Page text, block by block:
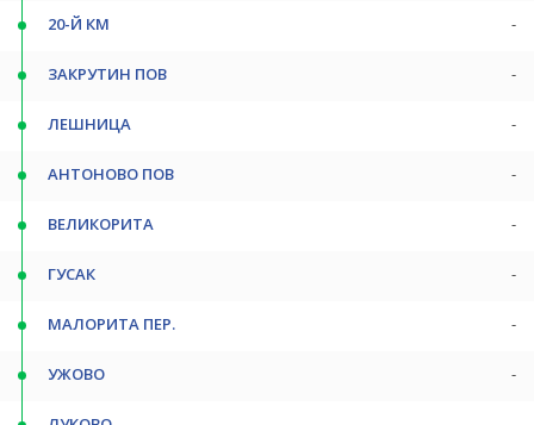
20-Й КМ -
ЗАКРУТИН ПОВ -
ЛЕШНИЦА -
АНТОНОВО ПОВ -
ВЕЛИКОРИТА -
ГУСАК -
МАЛОРИТА ПЕР. -
УЖОВО -